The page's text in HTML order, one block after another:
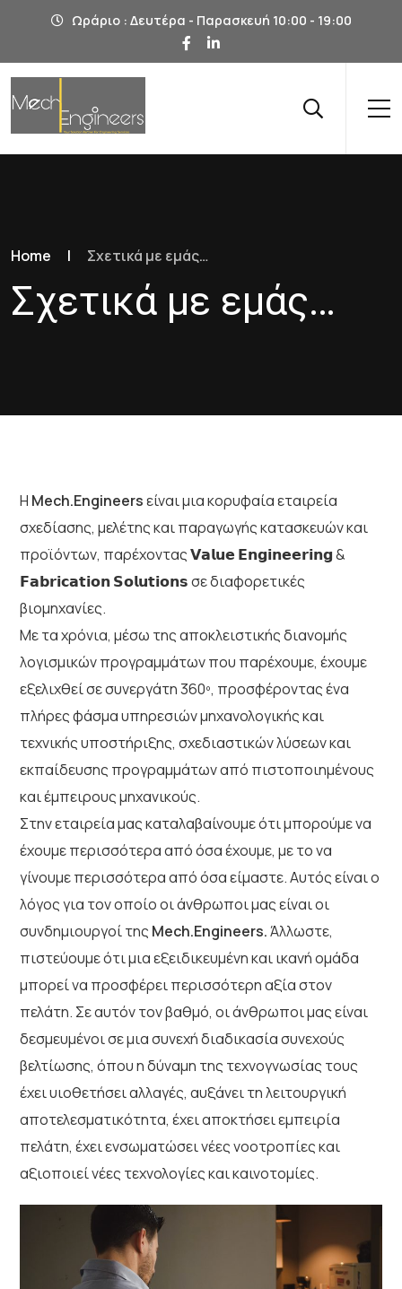
Ωράριο : Δευτέρα - Παρασκευή 10:00 - 19:00
Home | Σχετικά με εμάς…
Σχετικά με εμάς…
H Mech.Engineersείναι μια κορυφαία εταιρεία
σχεδίασης, μελέτης και παραγωγής κατασκευών και
προϊόντων, παρέχοντας 𝗩𝗮𝗹𝘂𝗲 𝗘𝗻𝗴𝗶𝗻𝗲𝗲𝗿𝗶𝗻𝗴 &
𝗙𝗮𝗯𝗿𝗶𝗰𝗮𝘁𝗶𝗼𝗻 𝗦𝗼𝗹𝘂𝘁𝗶𝗼𝗻𝘀 σε διαφορετικές
βιομηχανίες.
Με τα χρόνια, μέσω της αποκλειστικής διανομής
λογισμικών προγραμμάτων που παρέχουμε, έχουμε
εξελιχθεί σε συνεργάτη 360º, προσφέροντας ένα
πλήρες φάσμα υπηρεσιών μηχανολογικής και
τεχνικής υποστήριξης, σχεδιαστικών λύσεων και
εκπαίδευσης προγραμμάτων από πιστοποιημένους
και έμπειρους μηχανικούς.
Στην εταιρεία μας καταλαβαίνουμε ότι μπορούμε να
έχουμε περισσότερα από όσα έχουμε, με το να
γίνουμε περισσότερα από όσα είμαστε. Αυτός είναι ο
λόγος για τον οποίο οι άνθρωποι μας είναι οι
συνδημιουργοί της Mech.Engineers.Άλλωστε,
πιστεύουμε ότι μια εξειδικευμένη και ικανή ομάδα
μπορεί να προσφέρει περισσότερη αξία στον
πελάτη. Σε αυτόν τον βαθμό, οι άνθρωποι μας είναι
δεσμευμένοι σε μια συνεχή διαδικασία συνεχούς
βελτίωσης, όπου η δύναμη της τεχνογνωσίας τους
έχει υιοθετήσει αλλαγές, αυξάνει τη λειτουργική
αποτελεσματικότητα, έχει αποκτήσει εμπειρία
πελάτη, έχει ενσωματώσει νέες νοοτροπίες και
αξιοποιεί νέες τεχνολογίες και καινοτομίες.